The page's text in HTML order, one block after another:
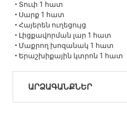
• Տուփ 1 հատ
• Սարք 1 հատ
• Հայերեն ուղեցույց
• Լիցքավորման լար 1 հատ
• Մաքրող խոզանակ 1 հատ
• Երաշխիքային կտրոն 1 հատ
ԱՐՁԱԳԱՆՔՆԵՐ